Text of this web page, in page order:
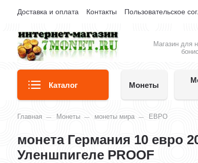
Доставка и оплата Контакты Пользовательское
Магазин для
Каталог Монеты
Главная Монеты монеты мира ЕВРО
монета Германия 10 евро
Уленшпигеле PROOF